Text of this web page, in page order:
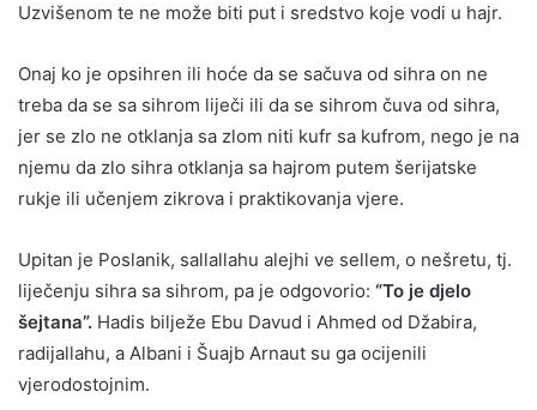
Uzvišenom te ne može biti put i sredstvo koje vodi u hajr.
Onaj ko je opsihren ili hoće da se sačuva od sihra on ne
treba da se sa sihrom liječi ili da se sihrom čuva od sihra,
jer se zlo ne otklanja sa zlom niti kufr sa kufrom, nego je na
njemu da zlo sihra otklanja sa hajrom putem šerijatske
rukje ili učenjem zikrova i praktikovanja vjere.
Upitan je Poslanik, sallallahu alejhi ve sellem, o nešretu, tj.
liječenju sihra sa sihrom, pa je odgovorio: “To je djelo
šejtana”. Hadis bilježe Ebu Davud i Ahmed od Džabira,
radijallahu, a Albani i Šuajb Arnaut su ga ocijenili
vjerodostojnim.